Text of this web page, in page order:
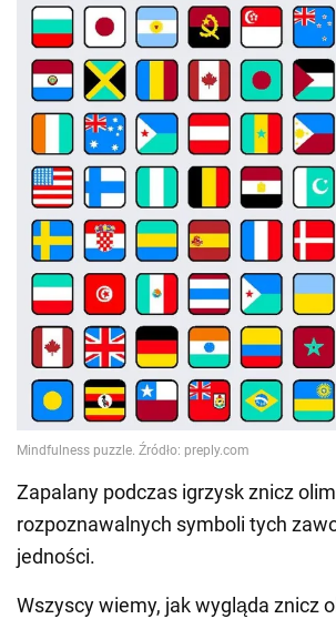
Zapalany podczas igrzysk znicz
rozpoznawalnych symboli tych
jedności.
Wszyscy wiemy, jak wygląda znicz